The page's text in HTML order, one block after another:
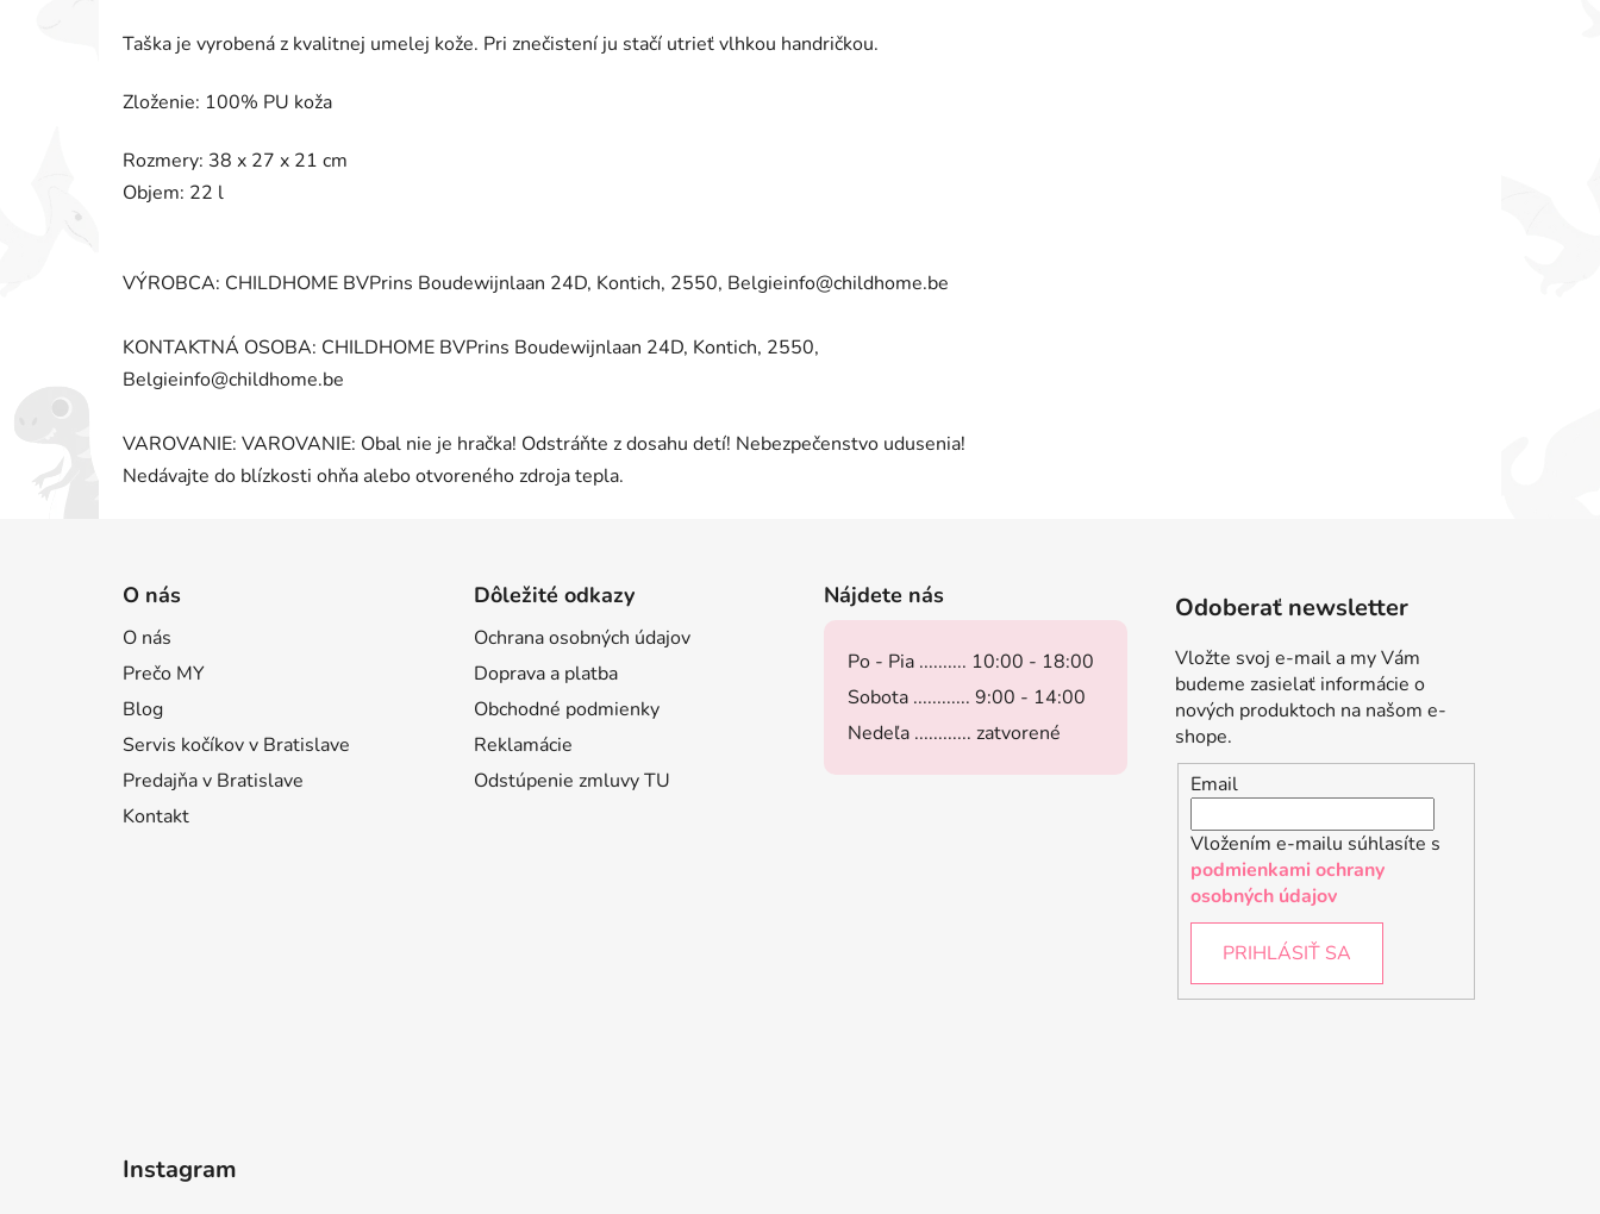
Taška je vyrobená z kvalitnej umelej kože. Pri znečistení ju stačí utrieť vlhkou handričkou.
Zloženie: 100% PU koža
Rozmery: 38 x 27 x 21 cm
Objem: 22 l
VÝROBCA: CHILDHOME BVPrins Boudewijnlaan 24D, Kontich, 2550, Belgieinfo@childhome.be
KONTAKTNÁ OSOBA: CHILDHOME BVPrins Boudewijnlaan 24D, Kontich, 2550,
Belgieinfo@childhome.be
VAROVANIE: VAROVANIE: Obal nie je hračka! Odstráňte z dosahu detí! Nebezpečenstvo udusenia!
Nedávajte do blízkosti ohňa alebo otvoreného zdroja tepla.
O nás
O nás
Prečo MY
Blog
Servis kočíkov v Bratislave
Predajňa v Bratislave
Kontakt
Dôležité odkazy
Ochrana osobných údajov
Doprava a platba
Obchodné podmienky
Reklamácie
Odstúpenie zmluvy TU
Nájdete nás
Po - Pia .......... 10:00 - 18:00
Sobota ............ 9:00 - 14:00
Nedeľa ............ zatvorené
Odoberať newsletter
Vložte svoj e-mail a my Vám
budeme zasielať informácie o
nových produktoch na našom e-
shope.
Email
Vložením e-mailu súhlasíte s
podmienkami ochrany
osobných údajov
PRIHLÁSIŤ SA
Instagram